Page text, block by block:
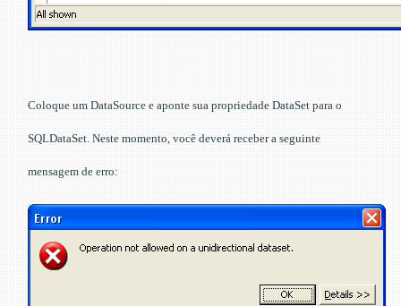
Coloque um DataSource e aponte sua propriedade DataSet para o
SQLDataSet. Neste momento, você deverá receber a seguinte
mensagem de erro: